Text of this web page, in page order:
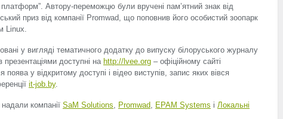
Автору-переможцю були вручені пам’ятний знак від
приз від компанії Promwad, що поповнив його особистий зоопарк
Linux.
у вигляді тематичного додатку до випуску білоруського журналу
доступні на http://lvee.org – офіційному сайті
поява у відкритому доступі і відео виступів, запис яких вівся
it-job.by.
компанії SaM Solutions, Promwad, EPAM Systems і Локальні